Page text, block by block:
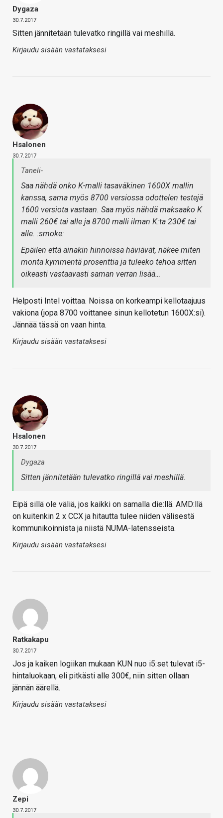
Dygaza
30.7.2017
Sitten jännitetään tulevatko ringillä vai meshillä.
Kirjaudu sisään vastataksesi
Hsalonen
30.7.2017
Taneli-
Saa nähdä onko K-malli tasaväkinen 1600X mallin
kanssa, sama myös 8700 versiossa odottelen testejä
1600 versiota vastaan. Saa myös nähdä maksaako K
malli 260€ tai alle ja 8700 malli ilman K:ta 230€ tai
alle. :smoke:
Epäilen että ainakin hinnoissa häviävät, näkee miten
monta kymmentä prosenttia ja tuleeko tehoa sitten
oikeasti vastaavasti saman verran lisää…
Helposti Intel voittaa. Noissa on korkeampi kellotaajuus
vakiona (jopa 8700 voittanee sinun kellotetun 1600X:si).
Jännää tässä on vaan hinta.
Kirjaudu sisään vastataksesi
Hsalonen
30.7.2017
Dygaza
Sitten jännitetään tulevatko ringillä vai meshillä.
Eipä sillä ole väliä, jos kaikki on samalla die:llä. AMD:llä
on kuitenkin 2 x CCX ja hitautta tulee niiden välisestä
kommunikoinnista ja niistä NUMA-latensseista.
Kirjaudu sisään vastataksesi
Ratkakapu
30.7.2017
Jos ja kaiken logiikan mukaan KUN nuo i5:set tulevat i5-
hintaluokaan, eli pitkästi alle 300€, niin sitten ollaan
jännän äärellä.
Kirjaudu sisään vastataksesi
Zepi
30.7.2017